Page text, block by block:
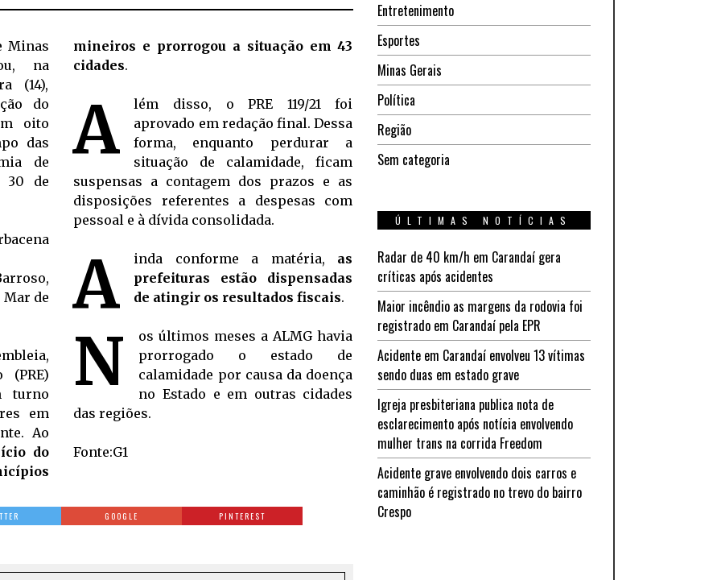
Minas
na
(14),
do
oito
das
de
30 de
Mar de
(PRE)
turno
em
. Ao
do
mineiros e prorrogou a situação em 43
cidades.
A
lém disso, o PRE 119/21 foi
aprovado em redação final. Dessa
forma, enquanto perdurar a
situação de calamidade, ficam
suspensas a contagem dos prazos e as
disposições referentes a despesas com
pessoal e à dívida consolidada.
A inda conforme a matéria, as
prefeituras estão dispensadas
de atingir os resultados fiscais.
N
os últimos meses a ALMG havia
prorrogado o estado de
calamidade por causa da doença
no Estado e em outras cidades
das regiões.
Fonte:G1
GOOGLE PINTEREST
Entretenimento
Esportes
Minas Gerais
Política
Região
Sem categoria
ÚLTIMAS NOTÍCIAS
Radar de 40 km/h em Carandaí gera
críticas após acidentes
Maior incêndio as margens da rodovia foi
registrado em Carandaí pela EPR
Acidente em Carandaí envolveu 13 vítimas
sendo duas em estado grave
Igreja presbiteriana publica nota de
esclarecimento após notícia envolvendo
mulher trans na corrida Freedom
Acidente grave envolvendo dois carros e
caminhão é registrado no trevo do bairro
Crespo